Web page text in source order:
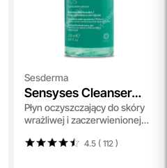
Sesderma
Sensyses Cleanser
Ros
Płyn oczyszczający do skóry
wrażliwej i zaczerwienionej
4.5 ( 112 )